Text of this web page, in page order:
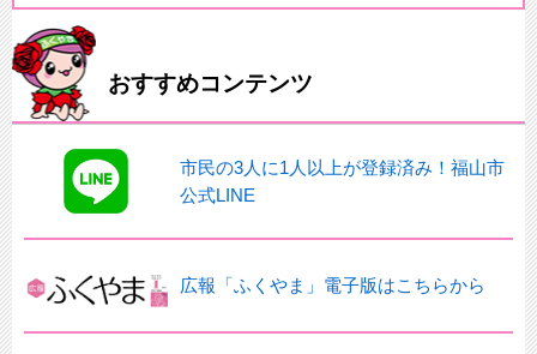
おすすめコンテンツ
市民の3人に1人以上が登録済み！福山市
公式LINE
広報「ふくやま」電子版はこちらから